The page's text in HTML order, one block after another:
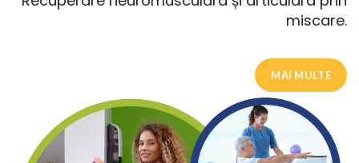
miscare.
MAI MULTE